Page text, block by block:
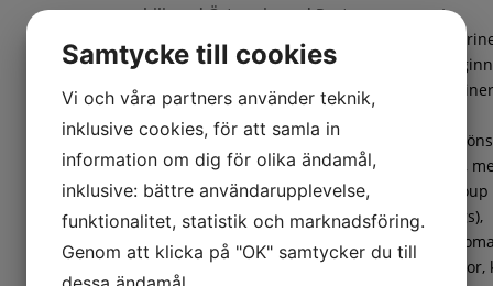
chili med Örtmarinerad Pasta
Penne örtmarinerad(Pasta (DURUMVETE,
vatten), marinad (vatten, rapsolja, salt,
vitvinsvinäger, äppeljuice, krydda
samt
frukt/
ananas,
honungs),
vindruvor,
Samtycke till cookies
Vi och våra partners använder teknik,
inklusive cookies, för att samla in
information om dig för olika ändamål,
inklusive: bättre användarupplevelse,
funktionalitet, statistik och marknadsföring.
Genom att klicka på "OK" samtycker du till